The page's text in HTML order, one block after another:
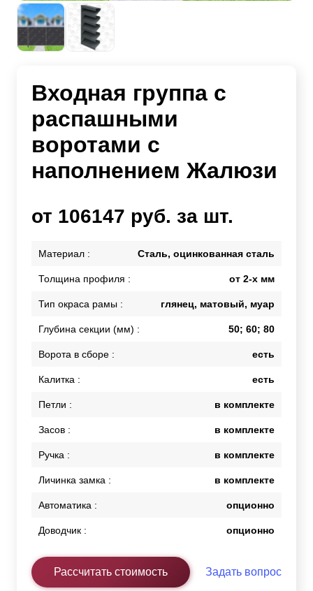
Входная группа с
распашными
воротами с
наполнением Жалюзи
от 106147 руб. за шт.
Материал : Сталь, оцинкованная сталь
Толщина профиля : от 2-х мм
Тип окраса рамы : глянец, матовый, муар
Глубина секции (мм) : 50; 60; 80
Ворота в сборе : есть
Калитка : есть
Петли : в комплекте
Засов : в комплекте
Ручка : в комплекте
Личинка замка : в комплекте
Автоматика : опционно
Доводчик : опционно
Рассчитать стоимость Задать вопрос